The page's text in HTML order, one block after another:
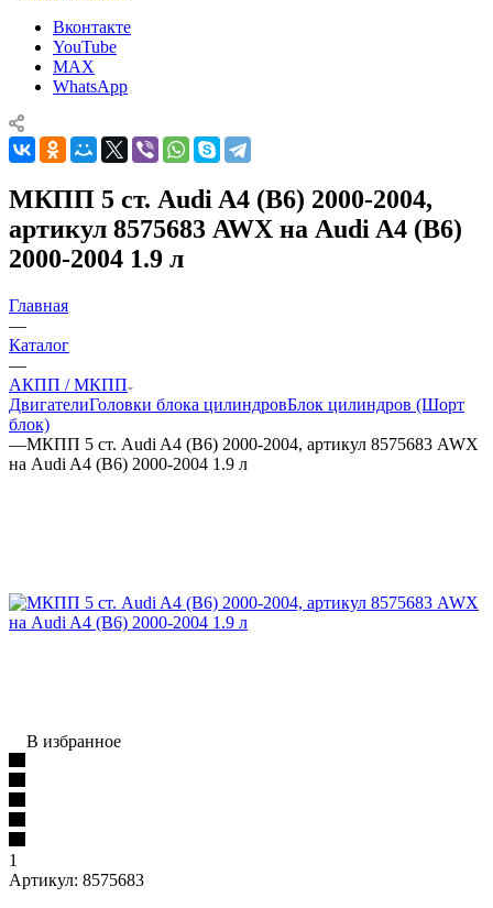
Вконтакте
YouTube
MAX
WhatsApp
МКПП 5 ст. Audi A4 (B6) 2000-2004,
артикул 8575683 AWX на Audi A4 (B6)
2000-2004 1.9 л
Главная
—
Каталог
—
АКПП / МКПП
ДвигателиГоловки блока цилиндровБлок цилиндров (Шорт
блок)
—МКПП 5 ст. Audi A4 (B6) 2000-2004, артикул 8575683 AWX
на Audi A4 (B6) 2000-2004 1.9 л
В избранное
1
Артикул: 8575683